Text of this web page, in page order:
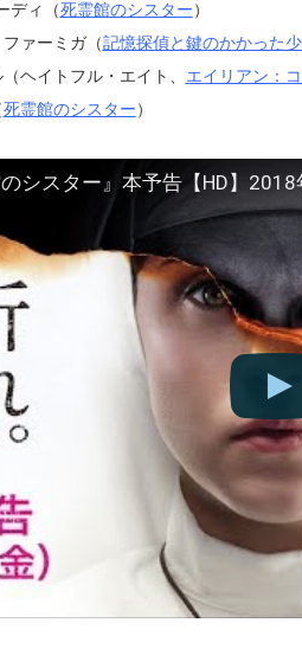
ディ（死霊館のシスター）
ァーミガ（記憶探偵と鍵のかかった
ヘイトフル・エイト、 エイリアン：
死霊館のシスター）
シスター』本予告【HD】